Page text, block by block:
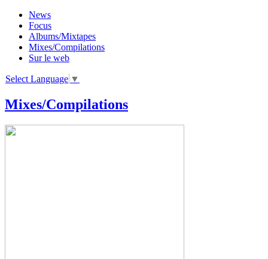
News
Focus
Albums/Mixtapes
Mixes/Compilations
Sur le web
Select Language ▼
Mixes/Compilations